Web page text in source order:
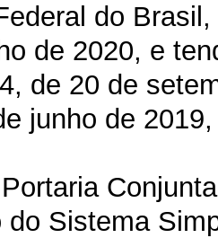
do
de 2020, e
de 20 de
junho de
do Sistema